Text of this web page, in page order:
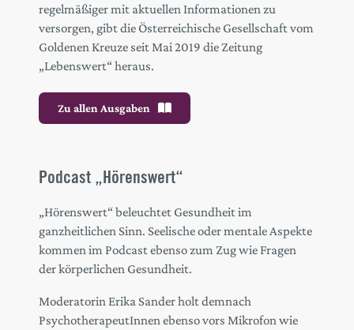
regelmäßiger mit aktuellen Informationen zu
versorgen, gibt die Österreichische Gesellschaft vom
Goldenen Kreuze seit Mai 2019 die Zeitung
„Lebenswert“ heraus.
Zu allen Ausgaben
Podcast „Hörenswert“
„Hörenswert“ beleuchtet Gesundheit im
ganzheitlichen Sinn. Seelische oder mentale Aspekte
kommen im Podcast ebenso zum Zug wie Fragen
der körperlichen Gesundheit.
Moderatorin Erika Sander holt demnach
PsychotherapeutInnen ebenso vors Mikrofon wie